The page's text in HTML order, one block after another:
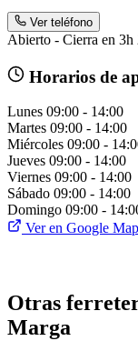
Ver teléfono
Abierto - Cierra en 3h
Horarios de
Lunes 09:00 - 14:00
Martes 09:00 - 14:00
Miércoles 09:00 -
Jueves 09:00 - 14:00
Viernes 09:00 - 14:00
Sábado 09:00 - 14:00
Domingo 09:00 -
Ver en Google
Otras
Marga